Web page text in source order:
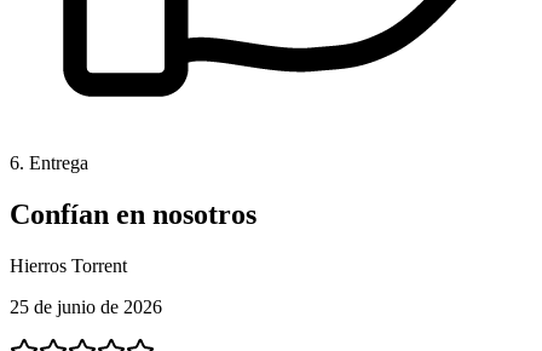
6. Entrega
Confían en nosotros
Hierros Torrent
25 de junio de 2026